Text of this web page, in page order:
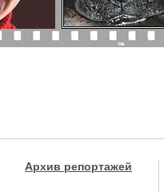
Архив репортажей